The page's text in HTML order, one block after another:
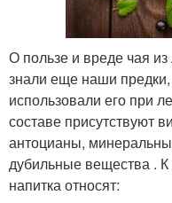
О пользе и вреде чая
знали еще наши
использовали его при
составе присутствуют
антоцианы,
дубильные вещества .
напитка относят: